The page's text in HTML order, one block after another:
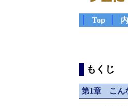
Top
もくじ
第1章 こん